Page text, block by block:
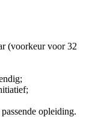
(voorkeur voor 32
opleiding.